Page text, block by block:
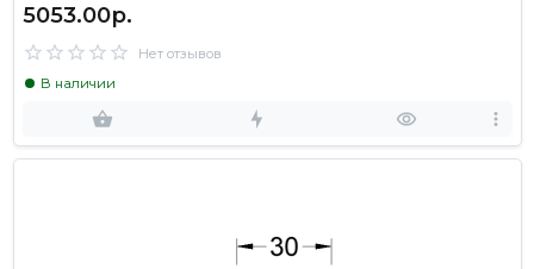
5053.00р.
Нет отзывов
В наличии